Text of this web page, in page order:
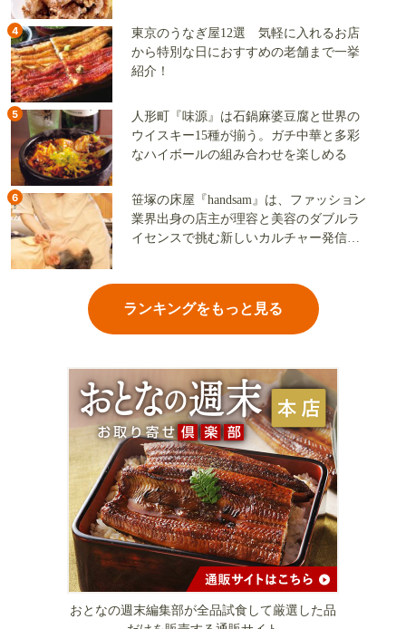
4
東京のうなぎ屋12選 気軽に入れるお店
から特別な日におすすめの老舗まで一挙
紹介！
5
人形町『味源』は石鍋麻婆豆腐と世界の
ウイスキー15種が揃う。ガチ中華と多彩
なハイボールの組み合わせを楽しめる
6
笹塚の床屋『handsam』は、ファッション
業界出身の店主が理容と美容のダブルラ
イセンスで挑む新しいカルチャー発信基
ランキングをもっと見る
おとなの週末編集部が全品試食して厳選した品